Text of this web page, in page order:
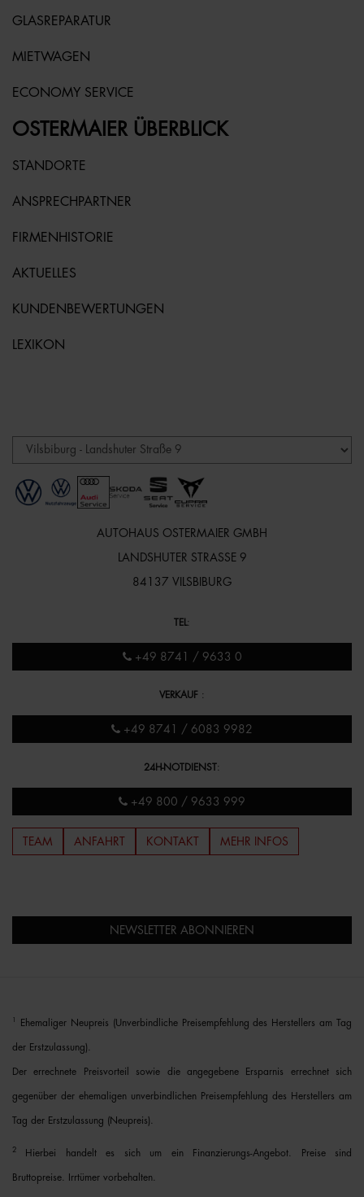
GLASREPARATUR
MIETWAGEN
ECONOMY SERVICE
OSTERMAIER ÜBERBLICK
STANDORTE
ANSPRECHPARTNER
FIRMENHISTORIE
AKTUELLES
KUNDENBEWERTUNGEN
LEXIKON
AUTOHAUS OSTERMAIER GMBH
LANDSHUTER STRASSE 9
84137 VILSBIBURG
TEL :
+49 8741 / 9633 0
VERKAUF :
+49 8741 / 6083 9982
24H-NOTDIENST:
+49 800 / 9633 999
TEAM ANFAHRT KONTAKT MEHR INFOS
NEWSLETTER ABONNIEREN
Ehemaliger Neupreis (Unverbindliche Preisempfehlung des Herstellers am Tag
der Erstzulassung).
Der errechnete Preisvorteil sowie die angegebene Ersparnis errechnet sich
gegenüber der ehemaligen unverbindlichen Preisempfehlung des Herstellers am
Tag der Erstzulassung (Neupreis).
2 Hierbei handelt es sich um ein Finanzierungs-Angebot. Preise sind
Bruttopreise. Irrtümer vorbehalten.